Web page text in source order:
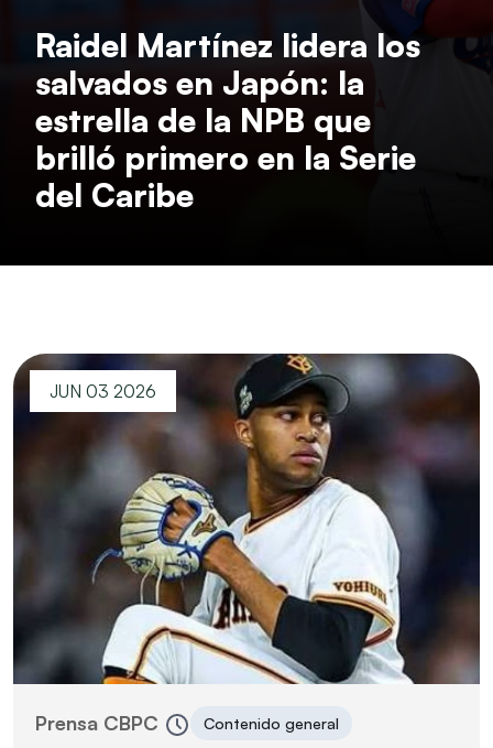
Raidel Martínez lidera los
salvados en Japón: la
estrella de la NPB que
brilló primero en la Serie
del Caribe
JUN 03 2026
Prensa CBPC Contenido general